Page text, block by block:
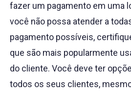
fazer um pagamento em uma
você não possa atender a
pagamento possíveis,
que são mais popularmente
do cliente. Você deve ter
todos os seus clientes,